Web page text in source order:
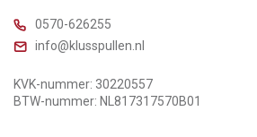
0570-626255
info@klusspullen.nl
KVK-nummer: 30220557
BTW-nummer: NL817317570B01